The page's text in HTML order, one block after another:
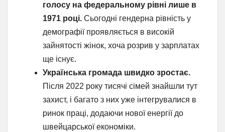
голосу на федеральному рівні лише в
1971 році. Сьогодні гендерна рівність у
демографії проявляється в високій
зайнятості жінок, хоча розрив у зарплатах
ще існує.
Українська громада швидко зростає.
Після 2022 року тисячі сімей знайшли тут
захист, і багато з них уже інтегрувалися в
ринок праці, додаючи нової енергії до
швейцарської економіки.